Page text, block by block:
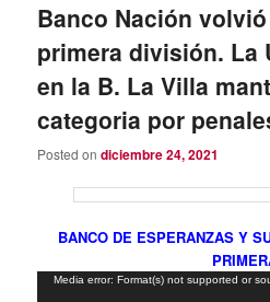
Banco Nación
primera división. La
en la B. La Villa
categoria por
Posted ondiciembre 24, 2021
BANCO DE ESPERANZAS Y
Reproductor
Media error: Format(s) not supported or